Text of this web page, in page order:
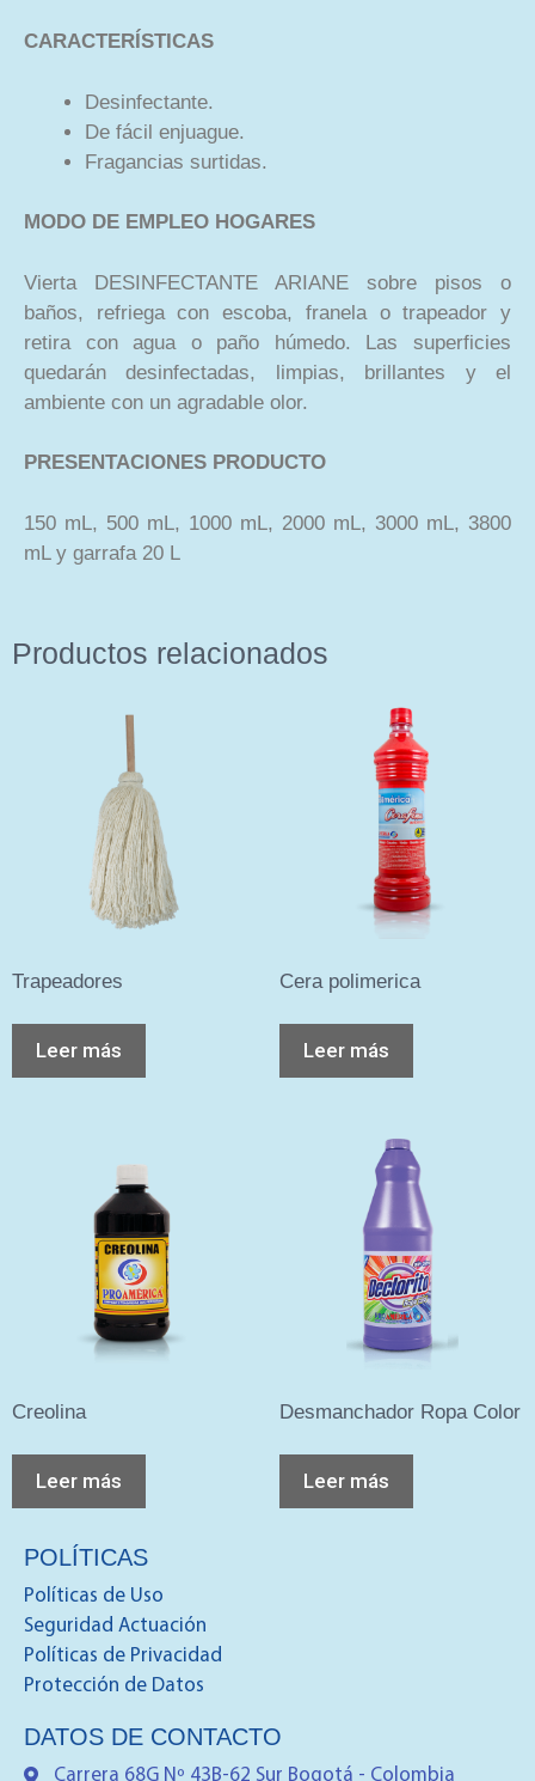
CARACTERÍSTICAS
Desinfectante.
De fácil enjuague.
Fragancias surtidas.
MODO DE EMPLEO HOGARES
Vierta DESINFECTANTE ARIANE sobre pisos o
baños, refriega con escoba, franela o trapeador y
retira con agua o paño húmedo. Las superficies
quedarán desinfectadas, limpias, brillantes y el
ambiente con un agradable olor.
PRESENTACIONES PRODUCTO
150 mL, 500 mL, 1000 mL, 2000 mL, 3000 mL, 3800
mL y garrafa 20 L
Productos relacionados
Trapeadores
Leer más
Cera polimerica
Leer más
Creolina
Leer más
Desmanchador Ropa Color
Leer más
POLÍTICAS
Políticas de Uso
Seguridad Actuación
Políticas de Privacidad
Protección de Datos
DATOS DE CONTACTO
Carrera 68G Nº 43B-62 Sur Bogotá - Colombia